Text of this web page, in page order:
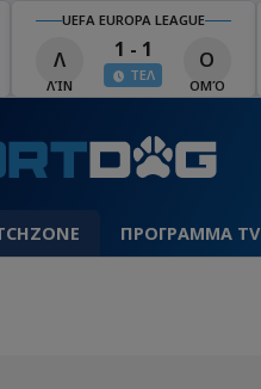
UEFA EUROPA LEAGUE
Λ
ΛΊΝ
1 - 1
ΤΕΛ
Ο
ΟΜΌ
ΠΡΟΓΡΑΜΜΑ TV